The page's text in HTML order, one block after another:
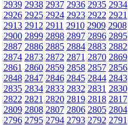
2939 2938 2937 2936 2935 2934
2926 2925 2924 2923 2922 2921
2913 2912 2911 2910 2909 2908
2900 2899 2898 2897 2896 2895
2887 2886 2885 2884 2883 2882
2874 2873 2872 2871 2870 2869
2861 2860 2859 2858 2857 2856
2848 2847 2846 2845 2844 2843
2835 2834 2833 2832 2831 2830
2822 2821 2820 2819 2818 2817
2809 2808 2807 2806 2805 2804
2796 2795 2794 2793 2792 2791